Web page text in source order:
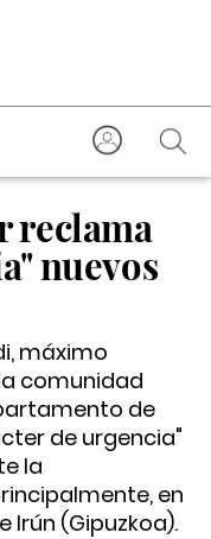
reclama
nuevos
máximo
comunidad
de
de urgencia"
la
en
Irún (Gipuzkoa).